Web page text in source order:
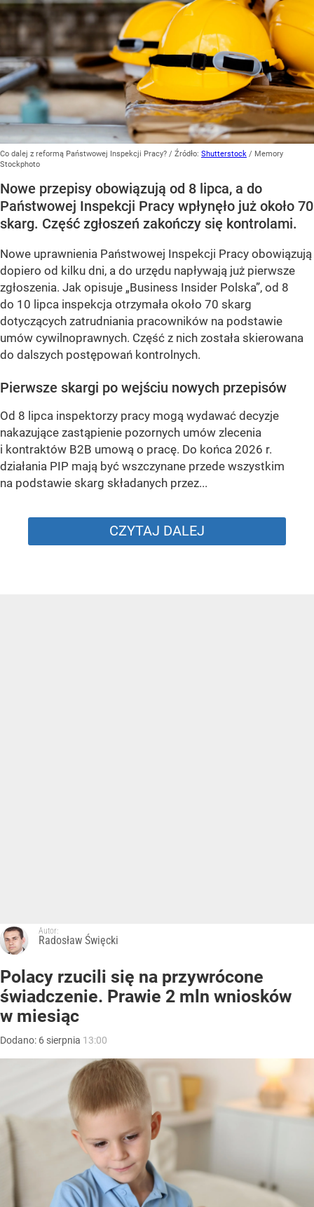
Co dalej z reformą Państwowej Inspekcji Pracy? / Źródło: Shutterstock / Memory
Stockphoto
Nowe przepisy obowiązują od 8 lipca, a do
Państwowej Inspekcji Pracy wpłynęło już około 70
skarg. Część zgłoszeń zakończy się kontrolami.
Nowe uprawnienia Państwowej Inspekcji Pracy obowiązują
dopiero od kilku dni, a do urzędu napływają już pierwsze
zgłoszenia. Jak opisuje „Business Insider Polska”, od 8
do 10 lipca inspekcja otrzymała około 70 skarg
dotyczących zatrudniania pracowników na podstawie
umów cywilnoprawnych. Część z nich została skierowana
do dalszych postępowań kontrolnych.
Pierwsze skargi po wejściu nowych przepisów
Od 8 lipca inspektorzy pracy mogą wydawać decyzje
nakazujące zastąpienie pozornych umów zlecenia
i kontraktów B2B umową o pracę. Do końca 2026 r.
działania PIP mają być wszczynane przede wszystkim
na podstawie skarg składanych przez...
CZYTAJ DALEJ
Autor:
Radosław Święcki
Polacy rzucili się na przywrócone
świadczenie. Prawie 2 mln wniosków
w miesiąc
Dodano: 6 sierpnia 13:00